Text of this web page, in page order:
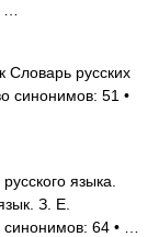
русских
синонимов: 51 •
языка.
З. Е.
64 • …